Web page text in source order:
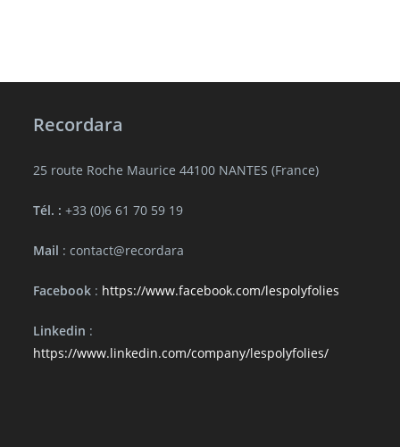
Recordara
25 route Roche Maurice 44100 NANTES (France)
Tél. :+33 (0)6 61 70 59 19
Mail : contact@recordara
Facebook : https://www.facebook.com/lespolyfolies
Linkedin :
https://www.linkedin.com/company/lespolyfolies/